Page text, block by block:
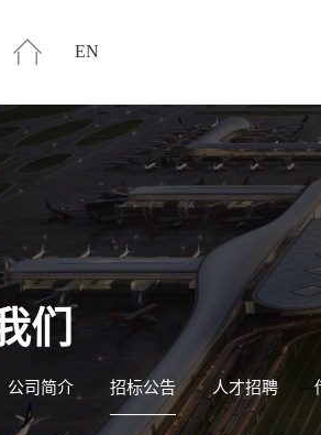
EN
们
公司简介 招标公告 人才招聘